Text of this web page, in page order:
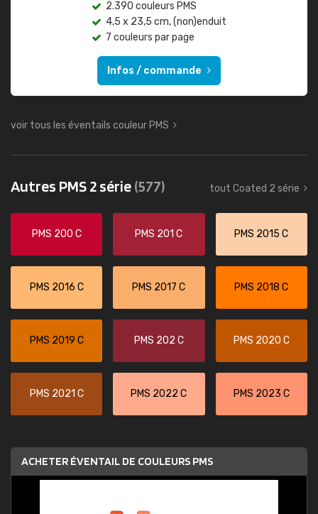
2.390 couleurs PMS
4,5 x 23,5 cm, (non)enduit
7 couleurs par page
Infos / commande
voir tous les éventails couleur PMS
Autres PMS 2 série(577) tout Coated 2 série
PMS 200 C PMS 201 C PMS 2015 C
PMS 2016 C PMS 2017 C PMS 2018 C
PMS 2019 C PMS 202 C PMS 2020 C
PMS 2021 C PMS 2022 C PMS 2023 C
ACHETER ÉVENTAIL DE COULEURS PMS